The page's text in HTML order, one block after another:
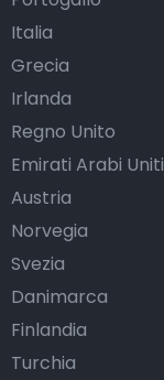
Italia
Grecia
Irlanda
Regno Unito
Emirati Arabi Uniti
Austria
Norvegia
Svezia
Danimarca
Finlandia
Turchia